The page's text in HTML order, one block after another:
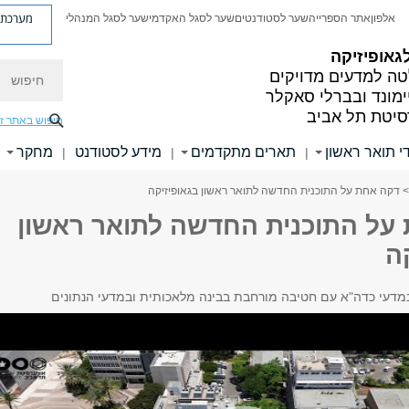
למדעים מדויקים
ובברלי סאקלר
תל אביב
אלפוןאתר הספרייהשער לסטודנטיםשער לסגל האקדמישער לסגל המנהלי מערכת
חיפוש באתר
תואר ראשון | תארים מתקדמים | מידע לסטודנט | מחקר
> דקה אחת על התוכנית החדשה לתואר ראשון בגאופיזיקה
התוכנית החדשה לתואר ראשון
כדה"א עם חטיבה מורחבת בבינה מלאכותית ובמדעי הנתונים